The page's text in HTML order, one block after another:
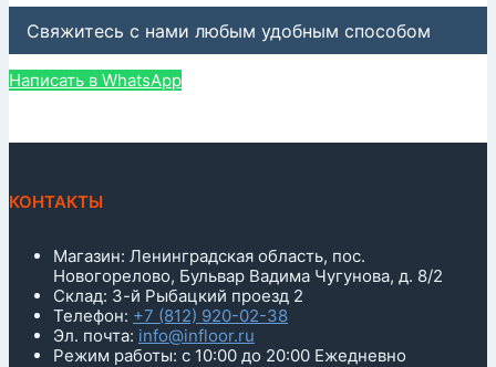
Свяжитесь с нами любым удобным способом
Написать в WhatsApp
КОНТАКТЫ
Магазин: Ленинградская область, пос.
Новогорелово, Бульвар Вадима Чугунова, д. 8/2
Склад: 3-й Рыбацкий проезд 2
Телефон: +7 (812) 920-02-38
Эл. почта: info@infloor.ru
Режим работы: с 10:00 до 20:00 Ежедневно